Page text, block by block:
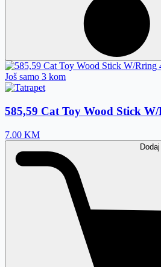
Još samo 3 kom
585,59 Cat Toy Wood Stick
7.00 KM
Dodaj